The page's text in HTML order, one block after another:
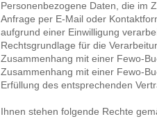
Personenbezogene Daten, die im
Anfrage per E-Mail oder
aufgrund einer Einwilligung
Rechtsgrundlage für die
Zusammenhang mit einer Fewo-
Zusammenhang mit einer Fewo-
Erfüllung des entsprechenden
Ihnen stehen folgende Rechte